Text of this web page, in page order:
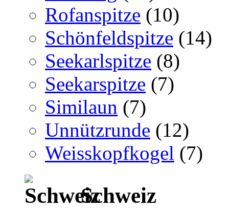
Rofanspitze (10)
Schönfeldspitze (14)
Seekarlspitze (8)
Seekarspitze (7)
Similaun (7)
Unnützrunde (12)
Weisskopfkogel (7)
Schweiz